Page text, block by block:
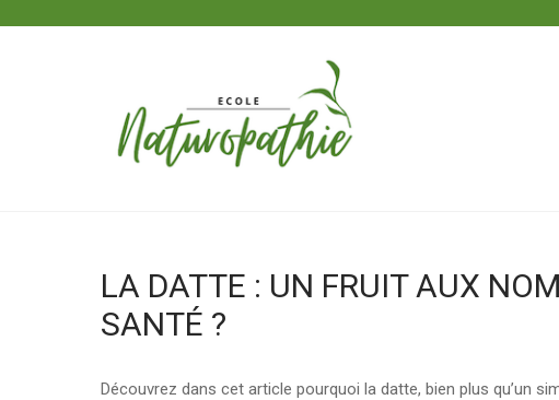
LA DATTE : UN FRUIT AUX
SANTÉ ?
Découvrez dans cet article pourquoi la datte, bien plus qu’un